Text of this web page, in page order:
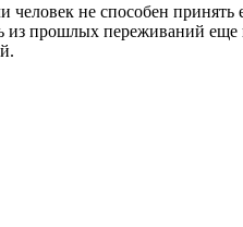
не способен принять
из прошлых переживаний